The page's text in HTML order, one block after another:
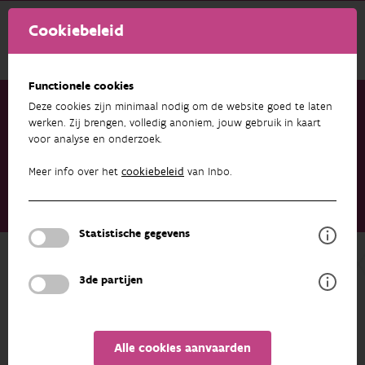
Cookiebeleid
Functionele cookies
Deze cookies zijn minimaal nodig om de website goed te laten
werken. Zij brengen, volledig anoniem, jouw gebruik in kaart
voor analyse en onderzoek.
Meer info over het cookiebeleid van Inbo.
Statistische gegevens
3de partijen
Alle cookies aanvaarden
Onderzoek & resultaten
Het bosonderzoek in Vlaanderen. Stand van zaken en
toekomstverkenning. Conclusies en aanbevelingen naar
aanleiding van het Bossymposium “Kennis voor het bos van de
Het bosonderzoek in Vlaanderen.
toekomstverkenning. Conclusies en